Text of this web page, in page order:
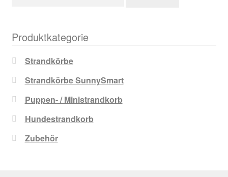
Produktkategorie
Strandkörbe
Strandkörbe SunnySmart
Puppen- / Ministrandkorb
Hundestrandkorb
Zubehör